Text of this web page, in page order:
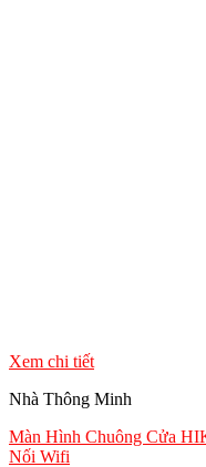
Xem chi tiết
Nhà Thông Minh
Màn Hình Chuông Cửa
Nối Wifi